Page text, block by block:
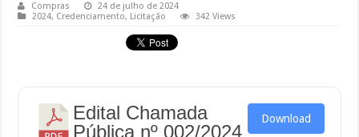
Compras
24 de julho de 2024
2024, Credenciamento, Licitação 342 Views
Edital Chamada
Pública nº 002/2024
Download